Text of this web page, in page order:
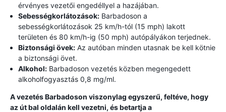
érvényes vezetői engedéllyel a hazájában.
Sebességkorlátozások: Barbadoson a
sebességkorlátozások 25 km/h-tól (15 mph) lakott
területen és 80 km/h-ig (50 mph) autópályákon terjednek.
Biztonsági övek: Az autóban minden utasnak be kell kötnie
a biztonsági övet.
Alkohol: Barbadoson vezetés közben megengedett
alkoholfogyasztás 0,8 mg/ml.
A vezetés Barbadoson viszonylag egyszerű, feltéve, hogy
az út bal oldalán kell vezetni, és betartja a